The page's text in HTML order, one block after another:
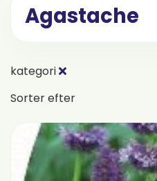
Agastache
kategori
Sorter efter